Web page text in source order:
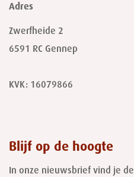
Adres
Zwerfheide 2
6591 RC Gennep
KVK: 16079866
Blijf op de hoogte
In onze nieuwsbrief vind je de